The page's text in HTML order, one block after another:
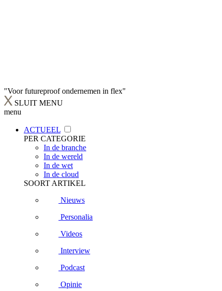
"Voor futureproof ondernemen in flex"
SLUIT MENU
menu
ACTUEEL
PER CATEGORIE
In de branche
In de wereld
In de wet
In de cloud
SOORT ARTIKEL
Nieuws
Personalia
Videos
Interview
Podcast
Opinie